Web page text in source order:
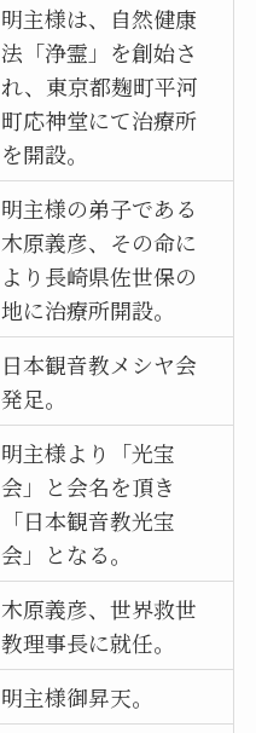
明主様は、自然健康
法「浄霊」を創始さ
れ、東京都麹町平河
町応神堂にて治療所
を開設。
明主様の弟子である
木原義彦、その命に
より長崎県佐世保の
地に治療所開設。
日本観音教メシヤ会
発足。
明主様より「光宝
会」と会名を頂き
「日本観音教光宝
会」となる。
木原義彦、世界救世
教理事長に就任。
明主様御昇天。